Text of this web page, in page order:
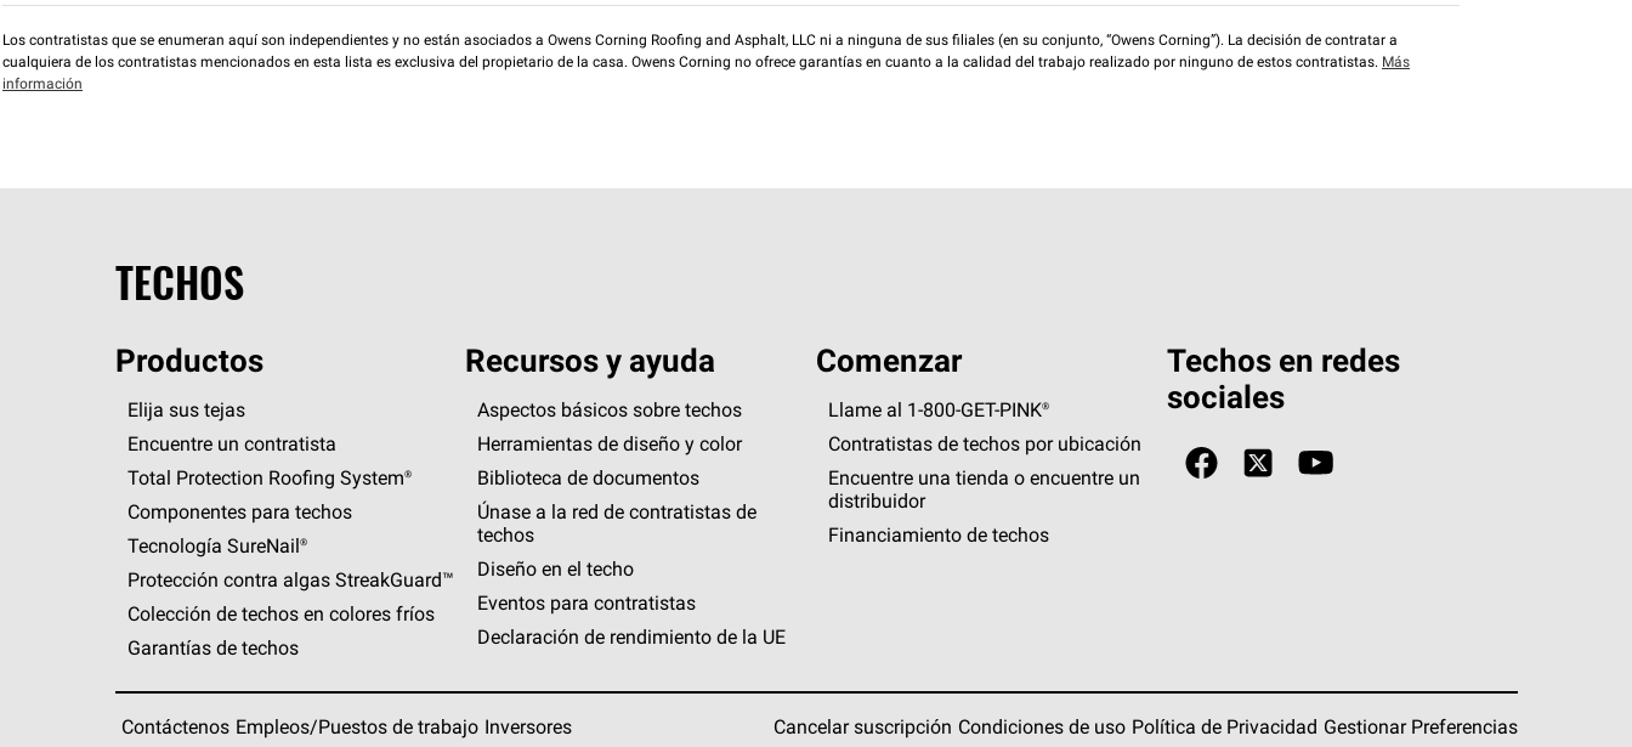
Los contratistas que se enumeran aquí son independientes y no están asociados a Owens Corning Roofing and Asphalt, LLC ni a ninguna de sus filiales (en su conjunto, “Owens Corning”). La decisión de contratar a
cualquiera de los contratistas mencionados en esta lista es exclusiva del propietario de la casa. Owens Corning no ofrece garantías en cuanto a la calidad del trabajo realizado por ninguno de estos contratistas. Más
información
TECHOS
Productos
Elija sus tejas
Encuentre un contratista
Total Protection Roofing System®
Componentes para techos
Tecnología SureNail®
Protección contra algas StreakGuard™
Colección de techos en colores fríos
Garantías de techos
Recursos y ayuda
Aspectos básicos sobre techos
Herramientas de diseño y color
Biblioteca de documentos
Únase a la red de contratistas de
techos
Diseño en el techo
Eventos para contratistas
Declaración de rendimiento de la UE
Comenzar
Llame al 1-800-GET -PINK®
Contratistas de techos por ubicación
Encuentre una tienda o encuentre un
distribuidor
Financiamiento de techos
Techos en redes
sociales
Contáctenos Empleos/Puestos de trabajo Inversores Cancelar suscripción Condiciones de uso Política de Privacidad Gestionar Preferencias